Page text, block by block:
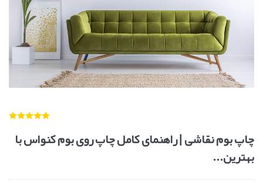
چاپ بوم نقاشی | راهنمای کامل چاپ روی بوم کنواس با
بهترین...